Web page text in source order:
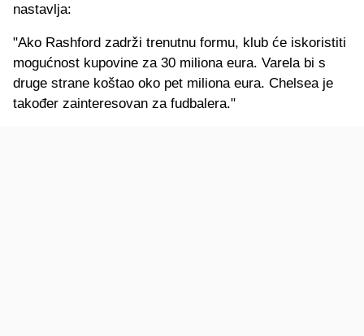
nastavlja:
"Ako Rashford zadrži trenutnu formu, klub će iskoristiti
mogućnost kupovine za 30 miliona eura. Varela bi s
druge strane koštao oko pet miliona eura. Chelsea je
također zainteresovan za fudbalera."